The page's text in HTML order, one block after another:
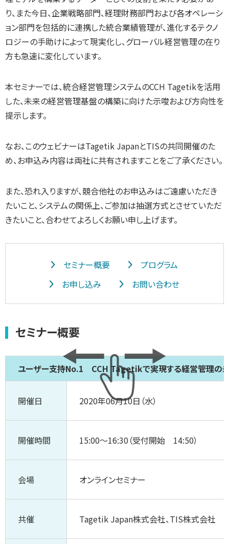
り、また今日、企業戦略部門、経理財務部門および各オペレーシ
ョン部門を包括的に連携した統合業績管理が、進化するテクノ
ロジーの手助けによって現実化し、グローバル経営管理の在り
方も急速に変化しています。
本セミナーでは、統合経営管理システムのCCH Tagetikを活用
した、未来の経営管理基盤の構築に向けた示唆および方向性を
提示します。
なお、このウェビナーはTagetik JapanとTISの共同開催のた
め、お申込み内容は両社に共有されますことをご了承ください。
また、恐れ入りますが、競合他社のお申込みはご遠慮いただき
たいこと、システムの関係上、ご参加は抽選方式とさせていただ
きたいこと、合わせてよろしくお願い申し上げます。
セミナー概要
プログラム
お申し込み
お問い合わせ
セミナー概要
ユーザー支持No.1 CCH Tagetikで実現する経営管理の
開催日 2020年06月10日（水）
開催時間 15:00～16:30（受付開始 14:50）
会場 オンラインセミナー
共催 Tagetik Japan株式会社、TIS株式会社